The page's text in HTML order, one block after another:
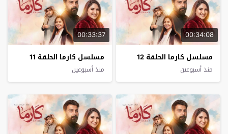
00:34:08
مسلسل كارما الحلقة 12
منذ أسبوعين
00:33:37
مسلسل كارما الحلقة 11
منذ أسبوعين